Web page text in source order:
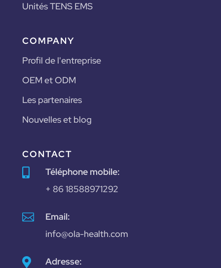
Unités TENS EMS
COMPANY
Profil de l'entreprise
OEM et ODM
Les partenaires
Nouvelles et blog
CONTACT

Téléphone mobile:
+ 86 18588971292

Email:
info@ola-health.com
 Adresse: